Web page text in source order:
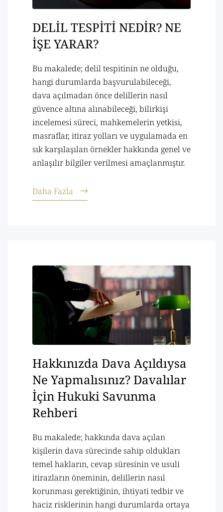
DELİL TESPİTİ NEDİR? NE
İŞE YARAR?
Bu makalede; delil tespitinin ne olduğu,
hangi durumlarda başvurulabileceği,
dava açılmadan önce delillerin nasıl
güvence altına alınabileceği, bilirkişi
incelemesi süreci, mahkemelerin yetkisi,
masraflar, itiraz yolları ve uygulamada en
sık karşılaşılan örnekler hakkında genel ve
anlaşılır bilgiler verilmesi amaçlanmıştır.
Daha Fazla
Hakkınızda Dava Açıldıysa
Ne Yapmalısınız? Davalılar
İçin Hukuki Savunma
Rehberi
Bu makalede; hakkında dava açılan
kişilerin dava sürecinde sahip oldukları
temel hakların, cevap süresinin ve usuli
itirazların öneminin, delillerin nasıl
korunması gerektiğinin, ihtiyati tedbir ve
haciz risklerinin hangi durumlarda ortaya